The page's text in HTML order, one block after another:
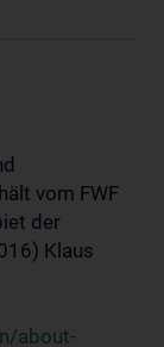
vom FWF
der
Klaus
about-